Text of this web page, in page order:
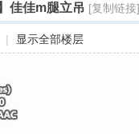
佳佳m腿立吊 [复制链接]
显示全部楼层